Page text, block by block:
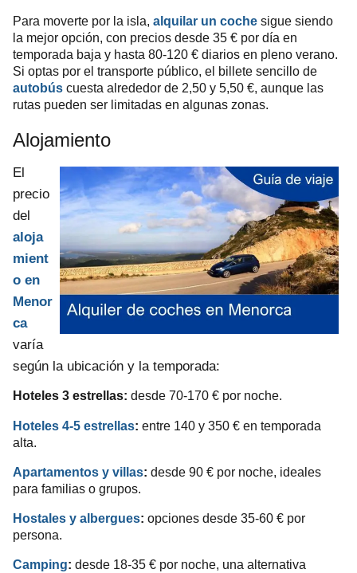
Para moverte por la isla, alquilar un coche sigue siendo
la mejor opción, con precios desde 35 € por día en
temporada baja y hasta 80-120 € diarios en pleno verano.
Si optas por el transporte público, el billete sencillo de
autobús cuesta alrededor de 2,50 y 5,50 €, aunque las
rutas pueden ser limitadas en algunas zonas.
Alojamiento
El
precio
del
aloja
mient
o en
Menor
ca
varía
según la ubicación y la temporada:
Hoteles 3 estrellas: desde 70-170 € por noche.
Hoteles 4-5 estrellas: entre 140 y 350 € en temporada
alta.
Apartamentos y villas: desde 90 € por noche, ideales
para familias o grupos.
Hostales y albergues: opciones desde 35-60 € por
persona.
Camping: desde 18-35 € por noche, una alternativa